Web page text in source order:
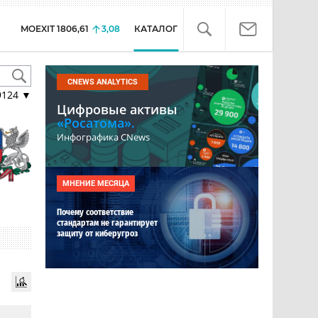
MOEXIT 1806,61 3,08 КАТАЛОГ
▼
CNEWS ANALYTICS
Цифровые активы
«Росатома».
Инфографика CNews
МНЕНИЕ МЕСЯЦА
Почему соответствие
стандартам не гарантирует
защиту от киберугроз